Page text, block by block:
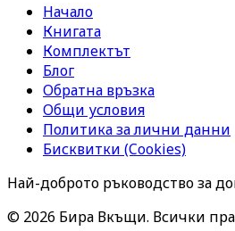
Начало
Книгата
Комплектът
Блог
Обратна връзка
Общи условия
Политика за лични данни
Бисквитки (Cookies)
Най-доброто ръководство за
© 2026 Бира Вкъщи. Всички